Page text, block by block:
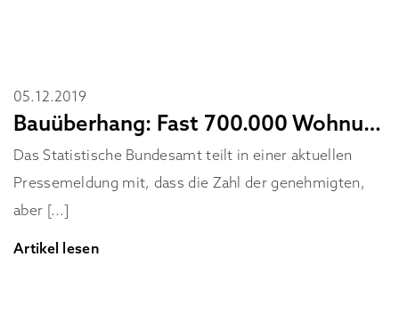
05.12.2019
Bauüberhang: Fast 700.000 Wohnungen warten auf Fertigstellung
Das Statistische Bundesamt teilt in einer aktuellen
Pressemeldung mit, dass die Zahl der genehmigten,
aber [...]
Artikel lesen